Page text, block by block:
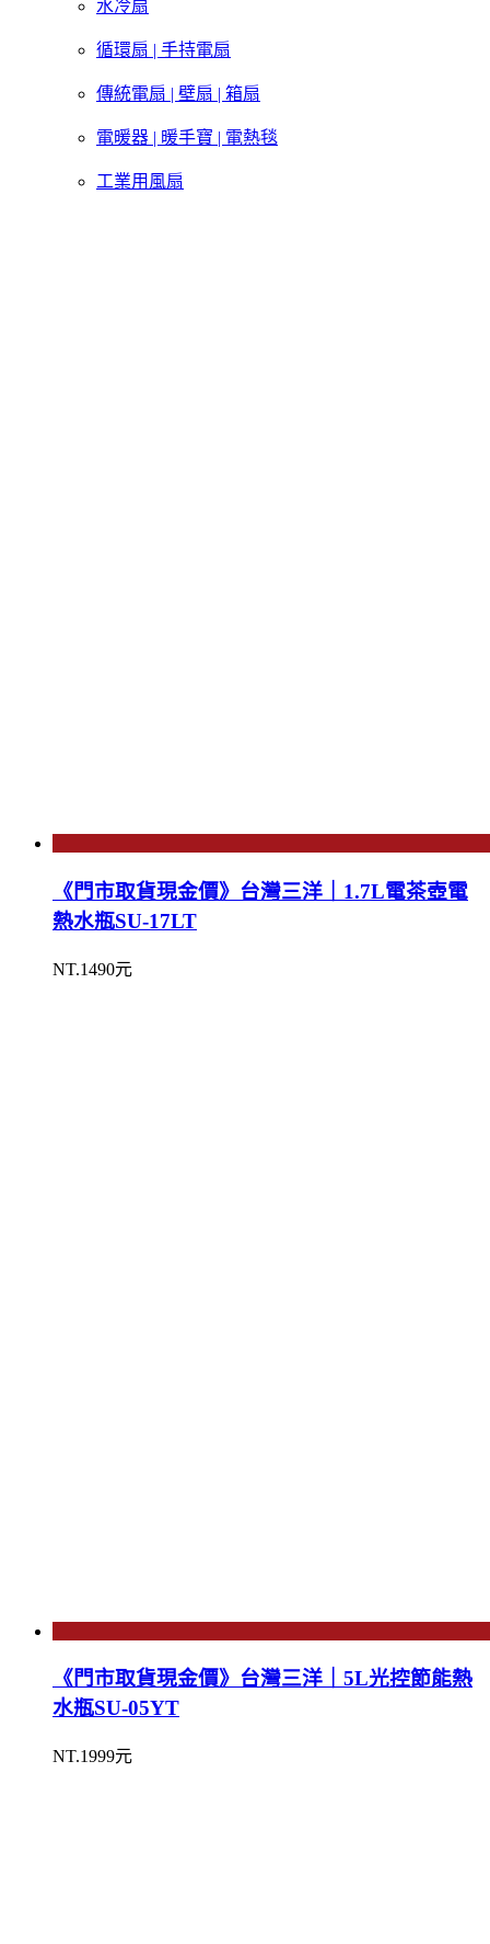
水冷扇
循環扇 | 手持電扇
傳統電扇 | 壁扇 | 箱扇
電暖器 | 暖手寶 | 電熱毯
工業用風扇
《門市取貨現金價》台灣三洋｜1.7L電茶壺電
熱水瓶SU-17LT
NT.1490元
《門市取貨現金價》台灣三洋｜5L光控節能熱
水瓶SU-05YT
NT.1999元